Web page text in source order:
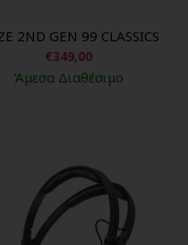
2ND GEN 99 CLASSICS
€349,00
Άμεσα Διαθέσιμο